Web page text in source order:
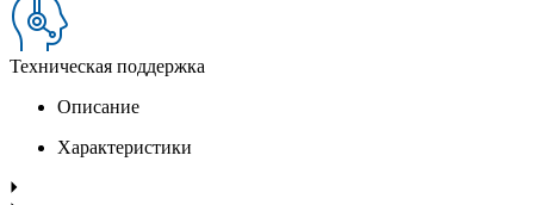
Техническая поддержка
Описание
Характеристики